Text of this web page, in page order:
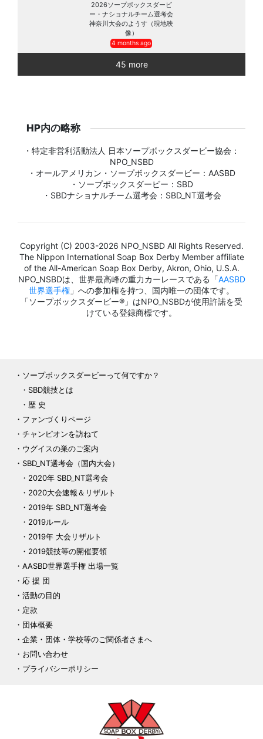
2026ソープボックスダービ
ー・ナショナルチーム選考会
神奈川大会のようす（現地映
像）
4 months ago
45 more
HP内の略称
・特定非営利活動法人 日本ソープボックスダービー協会：
NPO_NSBD
・オールアメリカン・ソープボックスダービー：AASBD
・ソープボックスダービー：SBD
・SBDナショナルチーム選考会：SBD_NT選考会
Copyright (C) 2003-2026 NPO_NSBD All Rights Reserved.
The Nippon International Soap Box Derby Member affiliate
of the All-American Soap Box Derby, Akron, Ohio, U.S.A.
NPO_NSBDは、世界最高峰の重力カーレースである「AASBD
世界選手権 」への参加権を持つ、国内唯一の団体です。
「ソープボックスダービー®」はNPO_NSBDが使用許諾を受
けている登録商標です。
ソープボックスダービーって何ですか？
SBD競技とは
歴 史
ファンづくりページ
チャンピオンを訪ねて
ウグイスの巣のご案内
SBD_NT選考会（国内大会）
2020年 SBD_NT選考会
2020大会速報＆リザルト
2019年 SBD_NT選考会
2019ルール
2019年 大会リザルト
2019競技等の開催要領
AASBD世界選手権 出場一覧
応 援 団
活動の目的
定款
団体概要
企業・団体・学校等のご関係者さまへ
お問い合わせ
プライバシーポリシー